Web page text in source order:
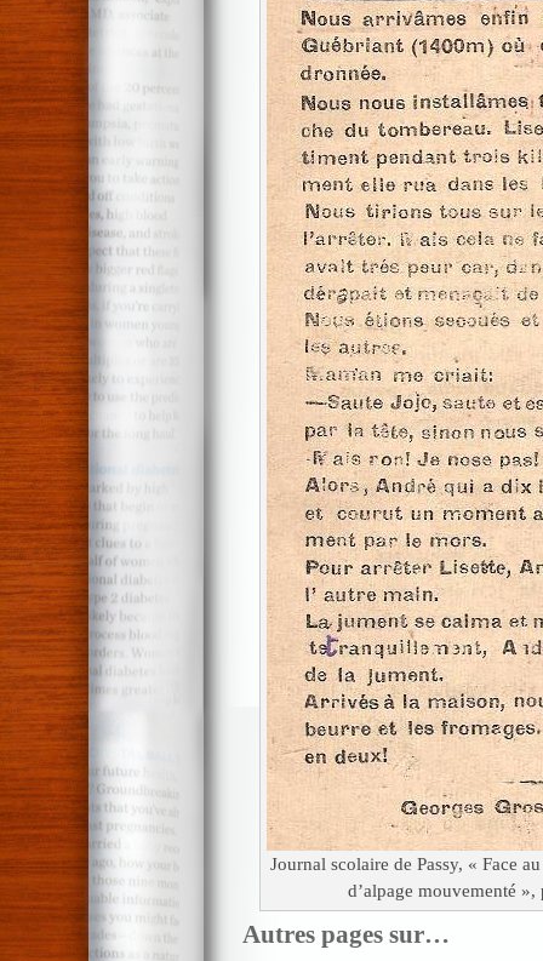
Journal scolaire de Passy, « Face
d’alpage mouvementé
Autres pages sur…